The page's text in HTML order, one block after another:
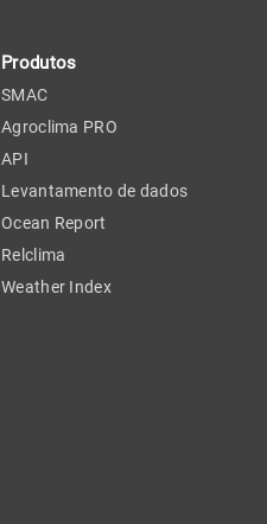
Produtos
SMAC
Agroclima PRO
API
Levantamento de dados
Ocean Report
Relclima
Weather Index